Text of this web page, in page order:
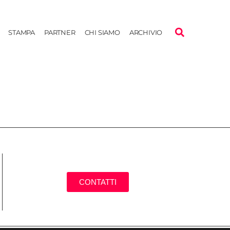
STAMPA PARTNER CHI SIAMO ARCHIVIO
CONTATTI